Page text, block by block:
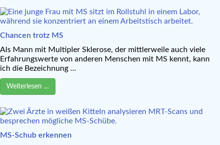
Chancen trotz MS
Als Mann mit Multipler Sklerose, der mittlerweile auch viele
Erfahrungswerte von anderen Menschen mit MS kennt, kann
ich die Bezeichnung ...
Weiterlesen …
MS-Schub erkennen